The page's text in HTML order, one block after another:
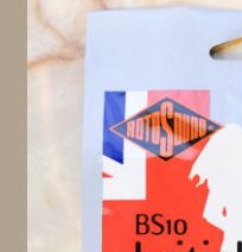
ス
ッ
ッ
カート内
お支払い
お問い合わせ・お申込み
発送までの目安